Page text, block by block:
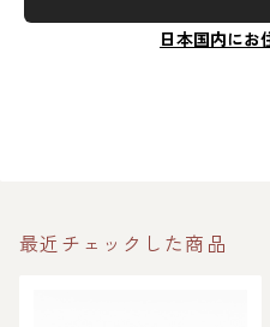
日本国内にお
最近チェックした商品